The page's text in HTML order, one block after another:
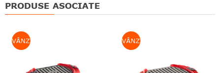
PRODUSE ASOCIATE
VÂNZARE VÂNZARE